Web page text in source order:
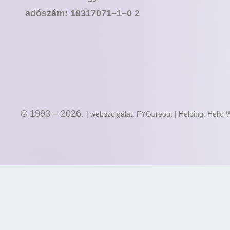
adószám: 18317071–1–0 2
© 1993 – 2026. | webszolgálat: FYGureout | Helping: Hello